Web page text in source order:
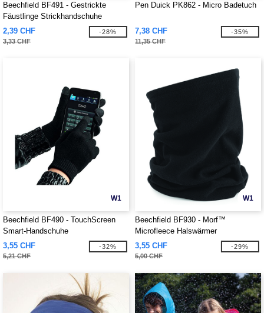
Beechfield BF491 - Gestrickte
Fäustlinge Strickhandschuhe
2,39 CHF
3,33 CHF
-28%
Pen Duick PK862 - Micro Badetuch
7,38 CHF
11,35 CHF
-35%
W1
Beechfield BF490 - TouchScreen
Smart-Handschuhe
3,55 CHF
5,21 CHF
-32%
W1
Beechfield BF930 - Morf™
Microfleece Halswärmer
3,55 CHF
5,00 CHF
-29%